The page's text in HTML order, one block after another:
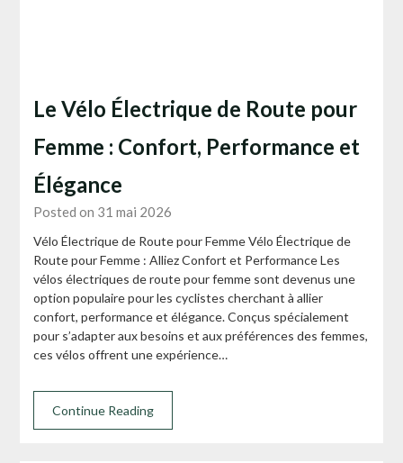
Le Vélo Électrique de Route pour
Femme : Confort, Performance et
Élégance
Posted on 31 mai 2026
Vélo Électrique de Route pour Femme Vélo Électrique de
Route pour Femme : Alliez Confort et Performance Les
vélos électriques de route pour femme sont devenus une
option populaire pour les cyclistes cherchant à allier
confort, performance et élégance. Conçus spécialement
pour s’adapter aux besoins et aux préférences des femmes,
ces vélos offrent une expérience…
Continue Reading